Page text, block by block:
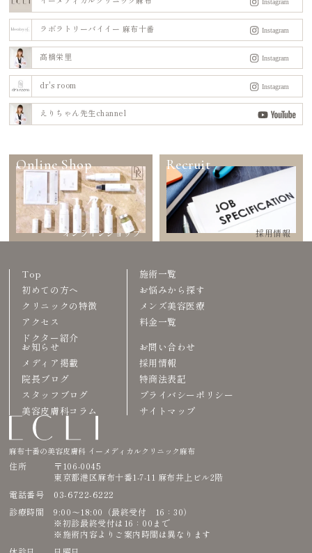
ラボラトリーバイイー 麻布十番
髙橋栄里
dr's room
えりちゃん先生channel
Online Shop
オンラインショップ
Recruit
採用情報
麻布十番の美容皮膚科 イーメディカルクリニック麻布
住所
〒106-0045
東京都港区麻布十番1-7-11 麻布井上ビル2階
電話番号
03-6722-6222
診療時間
9:00〜18:00（最終受付 16：30）
※初診最終受付は16：00まで
※施術内容よりご案内時間は異なります
Top
初めての方へ
クリニックの特徴
アクセス
ドクター紹介
施術一覧
お悩みから探す
メンズ美容医療
料金一覧
お知らせ
メディア掲載
院長ブログ
スタッフブログ
美容皮膚科コラム
お問い合わせ
採用情報
特商法表記
プライバシーポリシー
サイトマップ